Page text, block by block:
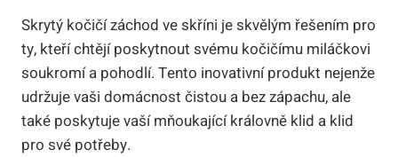
Skrytý kočičí záchod ve skříni je skvělým řešením pro
ty, kteří chtějí poskytnout svému kočičímu miláčkovi
soukromí a pohodlí. Tento inovativní produkt nejenže
udržuje vaši domácnost čistou a bez zápachu, ale
také poskytuje vaší mňoukající královně klid a klid
pro své potřeby.